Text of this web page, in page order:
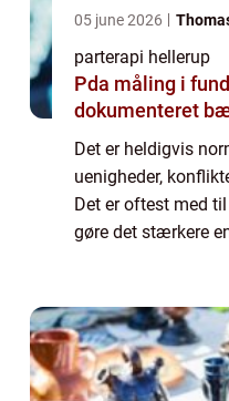
05 june 2026
parterapi hellerup
Pda måling i
dokumenteret
Det er heldigvis
uenigheder,
Det er oftest med
gøre det stærkere